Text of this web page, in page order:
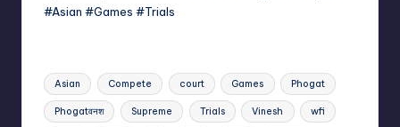
#Asian #Games #Trials
Tags:
Asian Compete court Games Phogat
Phogatवनश Supreme Trials Vinesh wfi